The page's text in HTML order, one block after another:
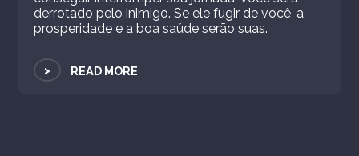
derrotado pelo inimigo. Se ele fugir de você, a
prosperidade e a boa saúde serão suas.
> READ MORE